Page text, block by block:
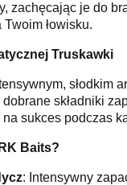
zachęcając je do
łowisku.
Truskawki
słodkim
składniki
sukces podczas
Baits?
: Intensywny